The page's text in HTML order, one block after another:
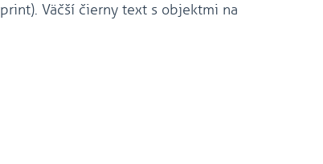
Väčší čierny text s objektmi na